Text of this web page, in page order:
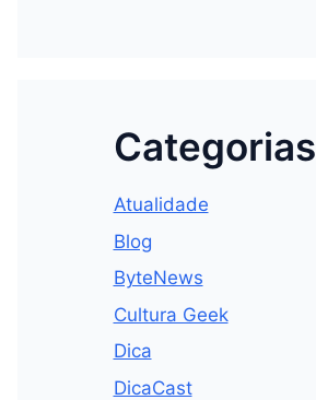
Categorias
Atualidade
Blog
ByteNews
Cultura Geek
Dica
DicaCast